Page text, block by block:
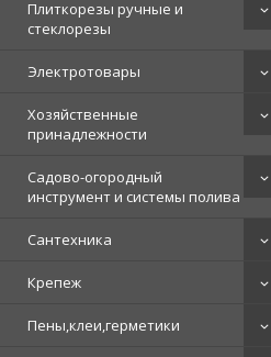
Плиткорезы ручные и
стеклорезы
Электротовары
Хозяйственные
принадлежности
Садово-огородный
инструмент и системы полива
Сантехника
Крепеж
Пены,клеи,герметики